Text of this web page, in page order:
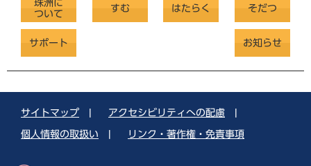
珠洲に
ついて
すむ はたらく そだつ
サポート お知らせ
サイトマップ アクセシビリティへの配慮
個人情報の取扱い リンク・著作権・免責事項